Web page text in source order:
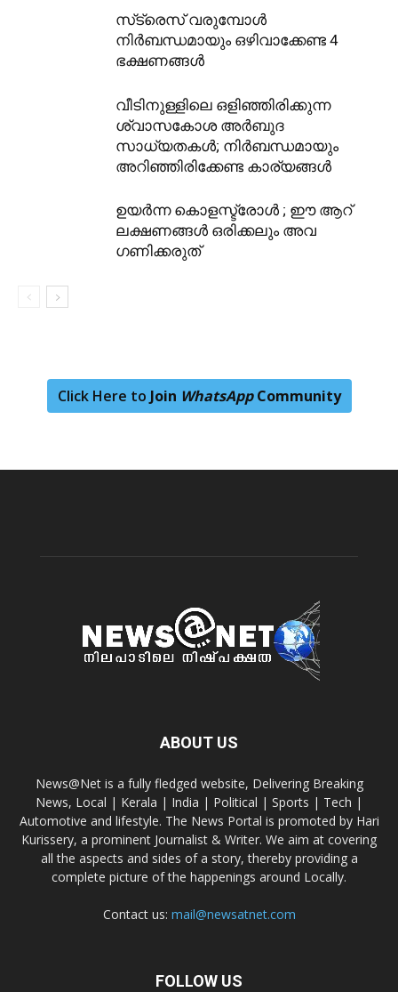
സ്‌ട്രെസ് വരുമ്പോൾ
നിർബന്ധമായും ഒഴിവാക്കേണ്ട 4
ഭക്ഷണങ്ങൾ
വീടിനുള്ളിലെ ഒളിഞ്ഞിരിക്കുന്ന
ശ്വാസകോശ അർബുദ
സാധ്യതകൾ; നിർബന്ധമായും
അറിഞ്ഞിരിക്കേണ്ട കാര്യങ്ങൾ
ഉയർന്ന കൊളസ്ട്രോൾ ; ഈ ആറ്
ലക്ഷണങ്ങൾ ഒരിക്കലും അവ​
ഗണിക്കരുത്
Click Here to Join WhatsAppCommunity
ABOUT US
News@Net is a fully fledged website, Delivering Breaking
News, Local | Kerala | India | Political | Sports | Tech |
Automotive and lifestyle. The News Portal is promoted by Hari
Kurissery, a prominent Journalist & Writer. We aim at covering
all the aspects and sides of a story, thereby providing a
complete picture of the happenings around Locally.
Contact us: mail@newsatnet.com
FOLLOW US